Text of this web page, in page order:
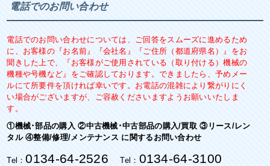
電話でのお問い合わせ
電話でのお問い合わせについては、ご回答をスムーズに進めるため
に、お客様の『お名前』『会社名』『ご住所（都道府県名）』をお
聞きした上で、『お客様がご使用されている（取り付ける）機械の
機種や号機など』をご確認しております。できましたら、予めメー
ルにて所要件を頂ければ幸いです。お電話の混雑により繋がりにく
い場合がございますが、ご容赦くださいますようお願いいたしま
す。
①機械･部品の購入 ②中古機械･中古部品の購入/買取 ③リース/レン
タル ④整備/修理/メンテナンス に関するお問い合わせ
Tel：0134-64-2526 Tel： 0134-64-3100